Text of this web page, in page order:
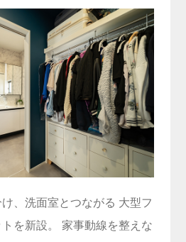
、洗面室とつながる 大型フ
を新設。 家事動線を整えな